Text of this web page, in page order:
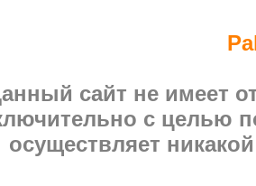
сайт не имеет
с целью
осуществляет